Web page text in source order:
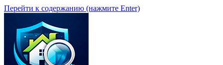
Перейти к содержанию (нажмите Enter)